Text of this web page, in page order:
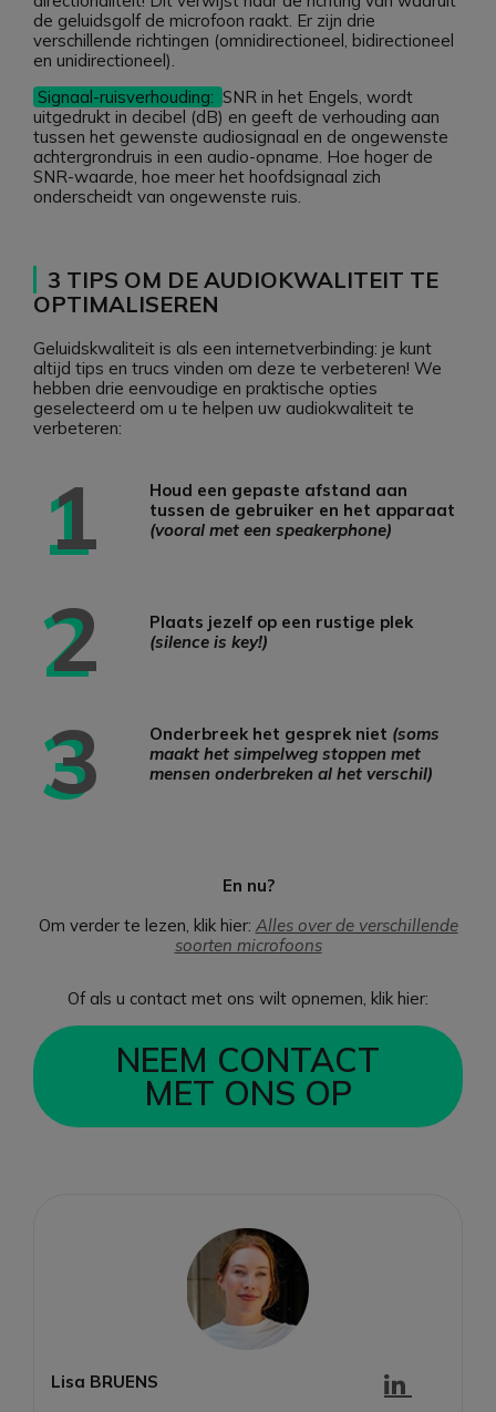
de geluidsgolf de microfoon raakt. Er zijn drie
verschillende richtingen (omnidirectioneel, bidirectioneel
en unidirectioneel).
Signaal-ruisverhouding: SNR in het Engels, wordt
uitgedrukt in decibel (dB) en geeft de verhouding aan
tussen het gewenste audiosignaal en de ongewenste
achtergrondruis in een audio-opname. Hoe hoger de
SNR-waarde, hoe meer het hoofdsignaal zich
onderscheidt van ongewenste ruis.
3 TIPS OM DE AUDIOKWALITEIT TE
OPTIMALISEREN
Geluidskwaliteit is als een internetverbinding: je kunt
altijd tips en trucs vinden om deze te verbeteren! We
hebben drie eenvoudige en praktische opties
geselecteerd om u te helpen uw audiokwaliteit te
verbeteren:
1
Houd een gepaste afstand aan
tussen de gebruiker en het apparaat
(vooral met een speakerphone)
2
Plaats jezelf op een rustige plek
(silence is key!)
3 Onderbreek het gesprek niet (soms
maakt het simpelweg stoppen met
mensen onderbreken al het verschil)
En nu?
Om verder te lezen, klik hier: Alles over de verschillende
soorten microfoons
Of als u contact met ons wilt opnemen, klik hier:
NEEM CONTACT
MET ONS OP
Lisa BRUENS